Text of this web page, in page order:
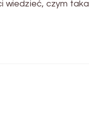
wiedzieć, czym taka